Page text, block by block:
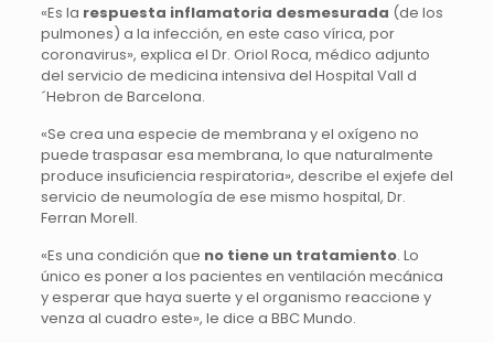
«Es la respuesta inflamatoria desmesurada (de los
pulmones) a la infección, en este caso vírica, por
coronavirus», explica el Dr. Oriol Roca, médico adjunto
del servicio de medicina intensiva del Hospital Vall d
´Hebron de Barcelona.
«Se crea una especie de membrana y el oxígeno no
puede traspasar esa membrana, lo que naturalmente
produce insuficiencia respiratoria», describe el exjefe del
servicio de neumología de ese mismo hospital, Dr.
Ferran Morell.
«Es una condición que no tiene un tratamiento. Lo
único es poner a los pacientes en ventilación mecánica
y esperar que haya suerte y el organismo reaccione y
venza al cuadro este», le dice a BBC Mundo.